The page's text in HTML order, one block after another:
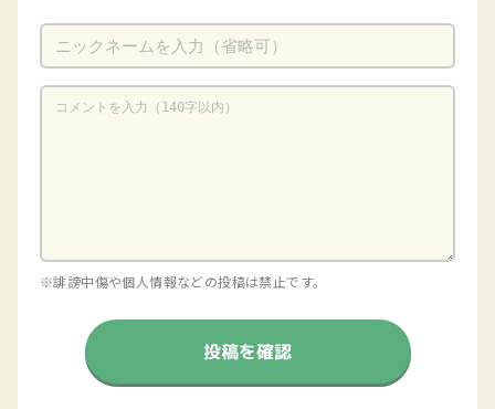
※誹謗中傷や個人情報などの投稿は禁止です。
投稿を確認